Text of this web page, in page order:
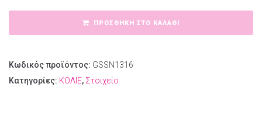
ΠΡΟΣΘΉΚΗ ΣΤΟ ΚΑΛΆΘΙ
Κωδικός προϊόντος: GSSN1316
Κατηγορίες: ΚΟΛΙΕ, Στοιχείο